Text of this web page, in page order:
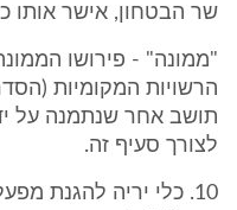
שר הבטחון, אישר אותו
"ממונה" - פירושו
תושב אחר שנתמנה על
לצורך סעיף זה.
10. כלי יריה להגנת